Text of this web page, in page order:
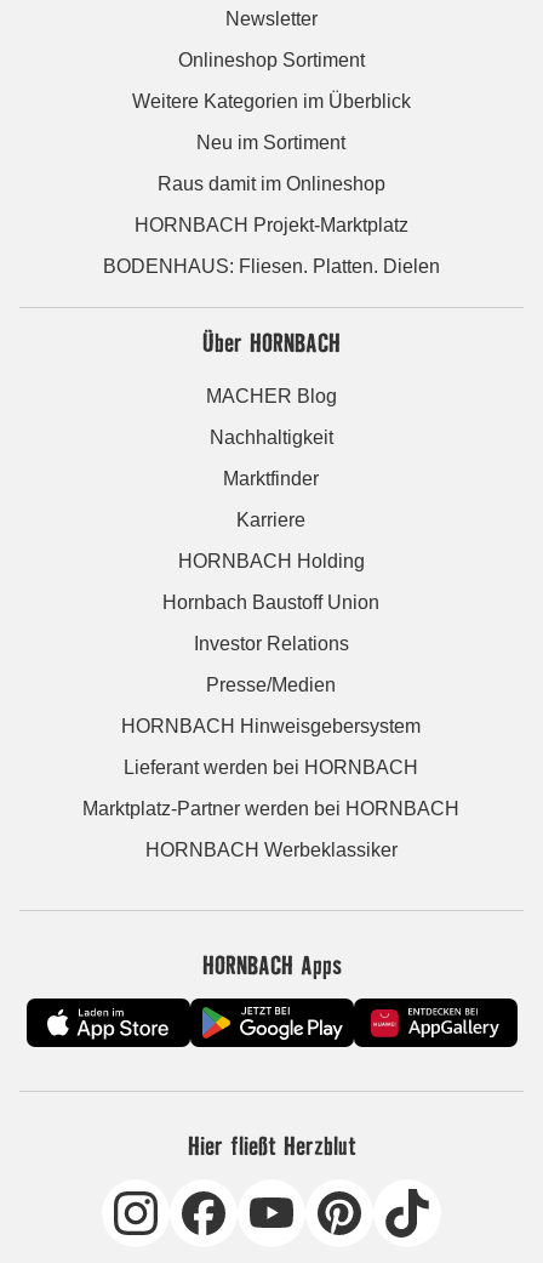
Newsletter
Onlineshop Sortiment
Weitere Kategorien im Überblick
Neu im Sortiment
Raus damit im Onlineshop
HORNBACH Projekt-Marktplatz
BODENHAUS: Fliesen. Platten. Dielen
Über HORNBACH
MACHER Blog
Nachhaltigkeit
Marktfinder
Karriere
HORNBACH Holding
Hornbach Baustoff Union
Investor Relations
Presse/Medien
HORNBACH Hinweisgebersystem
Lieferant werden bei HORNBACH
Marktplatz-Partner werden bei HORNBACH
HORNBACH Werbeklassiker
HORNBACH Apps
Hier fließt Herzblut